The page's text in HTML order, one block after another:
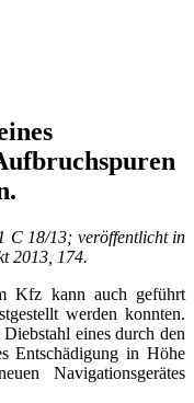
C 18/13; veröffentlicht in
2013, 174.
Kfz kann auch geführt
werden konnten.
eines durch den
Entschädigung in Höhe
Navigationsgerätes